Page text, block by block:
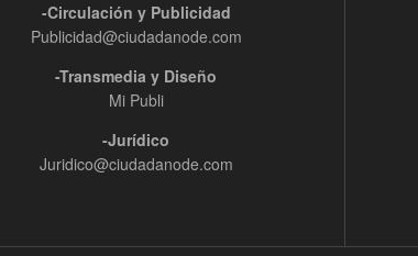
-Circulación y Publicidad
Publicidad@ciudadanode.com
-Transmedia y Diseño
Mi Publi
-Jurídico
Juridico@ciudadanode.com